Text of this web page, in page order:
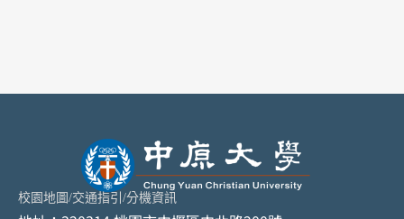
校園地圖/交通指引 /分機資訊